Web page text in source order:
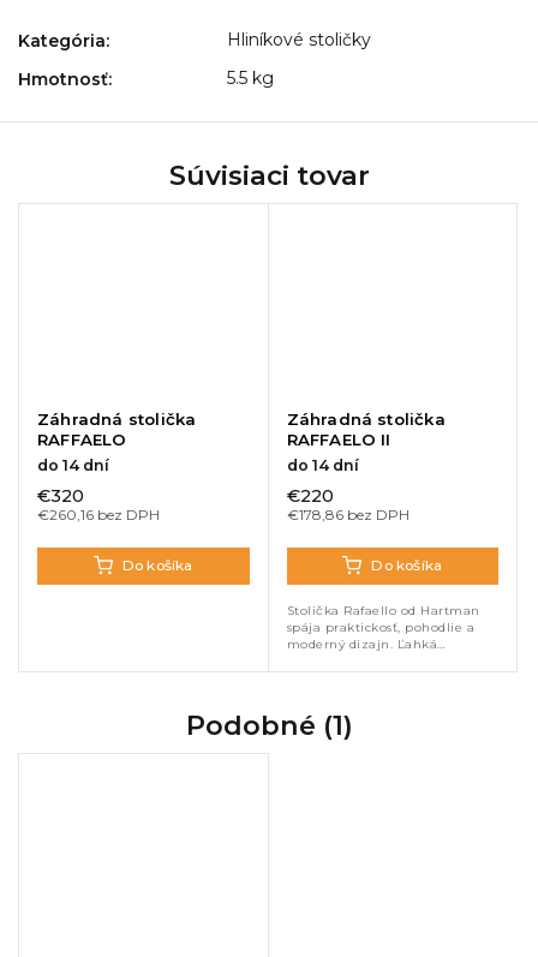
Kategória:
Hliníkové stoličky
Hmotnosť: 5.5 kg
Súvisiaci tovar
Záhradná stolička
RAFFAELO
do 14 dní
€260,16 bez DPH
€320
Do košíka
Záhradná stolička
RAFFAELO II
do 14 dní
€178,86 bez DPH
€220
Do košíka
Stolička Rafaello od Hartman
spája praktickosť, pohodlie a
moderný dizajn. Ľahká
textilný výplet zabezpečujú
Podobné (1)